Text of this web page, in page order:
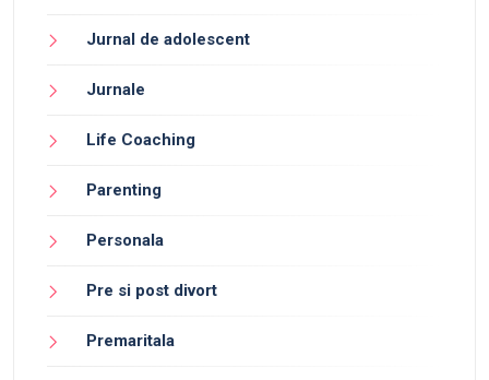
Jurnal de adolescent
Jurnale
Life Coaching
Parenting
Personala
Pre si post divort
Premaritala